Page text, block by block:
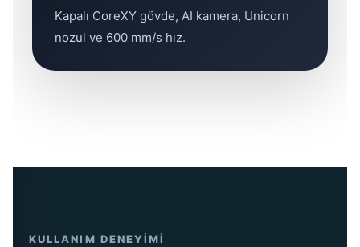
Kapalı CoreXY gövde, AI kamera, Unicorn
nozul ve 600 mm/s hız.
KULLANIM DENEYİMİ